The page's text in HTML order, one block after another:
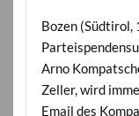
Bozen (Südtirol,
Arno
Zeller, wird
Email des